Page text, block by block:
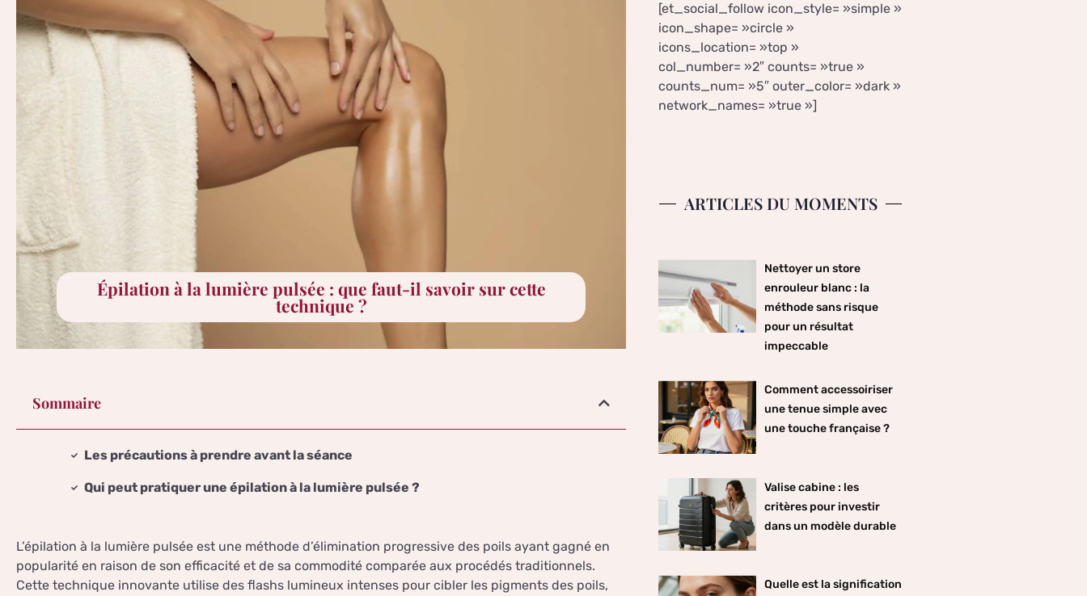
Épilation à la lumière pulsée : que faut-il savoir sur cette
technique ?
Sommaire
Les précautions à prendre avant la séance
Qui peut pratiquer une épilation à la lumière pulsée ?
L’épilation à la lumière pulsée est une méthode d’élimination progressive des poils ayant gagné en
popularité en raison de son efficacité et de sa commodité comparée aux procédés traditionnels.
Cette technique innovante utilise des flashs lumineux intenses pour cibler les pigments des poils,
[et_social_follow icon_style= »simple »
icon_shape= »circle »
icons_location= »top »
col_number= »2″ counts= »true »
counts_num= »5″ outer_color= »dark »
network_names= »true »]
ARTICLES DU MOMENTS
Nettoyer un store
enrouleur blanc : la
méthode sans risque
pour un résultat
impeccable
Comment accessoiriser
une tenue simple avec
une touche française ?
Valise cabine : les
critères pour investir
dans un modèle durable
Quelle est la signification